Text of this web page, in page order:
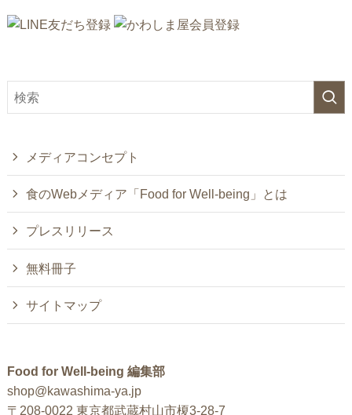
メディアコンセプト
食のWebメディア「Food for Well-being」とは
プレスリリース
無料冊子
サイトマップ
Food for Well-being 編集部
shop@kawashima-ya.jp
〒208-0022 東京都武蔵村山市榎3-28-7